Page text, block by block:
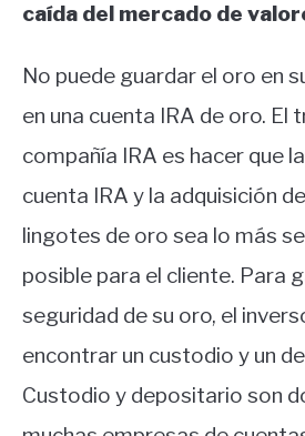
caída del mercado de
No puede guardar el oro en
en una cuenta IRA de oro. El
compañía IRA es hacer que
cuenta IRA y la adquisición
lingotes de oro sea lo más
posible para el cliente. Para
seguridad de su oro, el
encontrar un custodio y un
Custodio y depositario son